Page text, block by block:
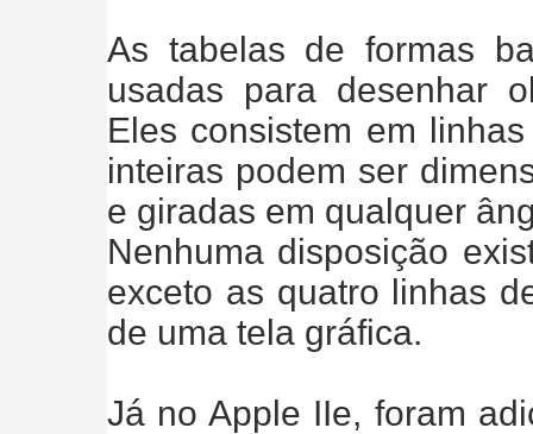
As tabelas de formas
usadas para desenhar
Eles consistem em
inteiras podem ser
e giradas em qualquer
Nenhuma disposição
exceto as quatro linhas
de uma tela gráfica.
Já no Apple IIe, foram